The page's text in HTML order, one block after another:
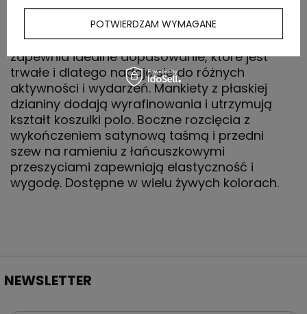
wysiłku łączy styl i wygodę. Wykonana z
dzianiny pique o gramaturze 200 g/m² ze
wstępnie skurczonym wykończeniem,
zapewnia idealne dopasowanie, które jest
trwałe i dlatego nadaje się do różnych
aktywności i wydarzeń. Mankiety z płaskiej
dzianiny dodają wyrafinowania i utrzymują
kształt koszulki polo. Boczne rozcięcia z
wykończeniem satynową taśmą i przedni
szew na ramieniu z łańcuszkowymi
przeszyciami zapewniają elastyczność i
wygodę. Dostępne w wielu żywych kolorach.
NEWSLETTER
POTWIERDZAM WYMAGANE